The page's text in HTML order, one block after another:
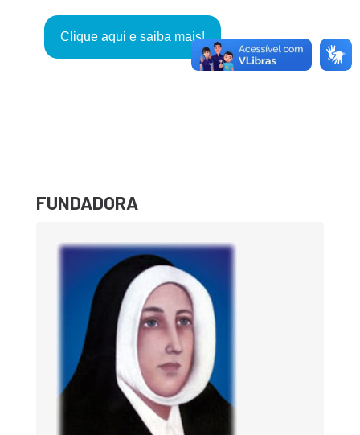
Clique aqui e saiba mais!
FUNDADORA